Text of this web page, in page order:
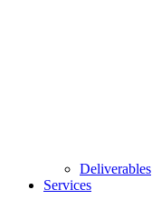
Deliverables
Services